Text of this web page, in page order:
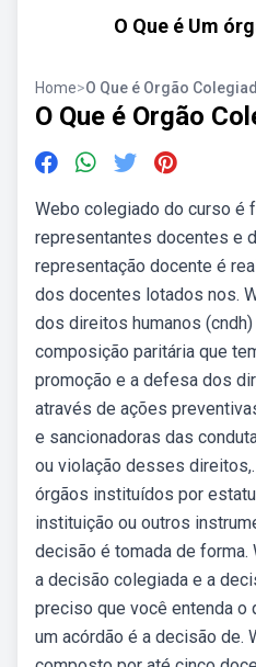
O Que é Um
Home>O Que é Orgão
O Que é Orgão
Webo colegiado do curso é
representantes docentes e
representação docente é
dos docentes lotados nos.
dos direitos humanos
composição paritária que
promoção e a defesa dos
através de ações
e sancionadoras das
ou violação desses
órgãos instituídos por
instituição ou outros
decisão é tomada de forma.
a decisão colegiada e a
preciso que você entenda o
um acórdão é a decisão de.